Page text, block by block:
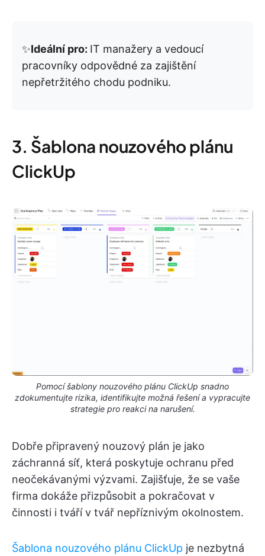
✨Ideální pro: IT manažery a vedoucí
pracovníky odpovědné za zajištění
nepřetržitého chodu podniku.
3. Šablona nouzového plánu
ClickUp
Pomocí šablony nouzového plánu ClickUp snadno
zdokumentujte rizika, identifikujte možná řešení a vypracujte
strategie pro reakci na narušení.
Dobře připravený nouzový plán je jako
záchranná síť, která poskytuje ochranu před
neočekávanými výzvami. Zajišťuje, že se vaše
firma dokáže přizpůsobit a pokračovat v
činnosti i tváří v tvář nepříznivým okolnostem.
Šablona nouzového plánu ClickUp je nezbytná